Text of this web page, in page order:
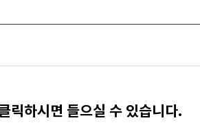
릭하시면 들으실 수 있습니다.